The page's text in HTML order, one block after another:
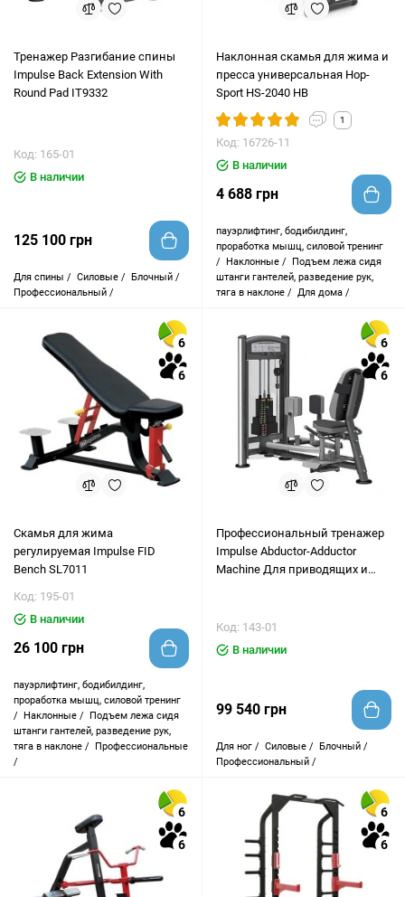
Тренажер Разгибание спины
Impulse Back Extension With
Round Pad IT9332
Код: 165-01
В наличии
125 100 грн
Для спины / Силовые /
Блочный /
Профессиональный /
Наклонная скамья для жима и
пресса универсальная Hop-
Sport HS-2040 HB
1
Код: 16726-11
В наличии
4 688 грн
пауэрлифтинг, бодибилдинг,
проработка мышц, силовой тренинг
/
Наклонные /
Подъем лежа сидя
штанги гантелей, разведение рук,
тяга в наклоне / Для дома /
6
6
Скамья для жима
регулируемая Impulse FID
Bench SL7011
Код: 195-01
В наличии
26 100 грн
пауэрлифтинг, бодибилдинг,
проработка мышц, силовой тренинг
/
Наклонные /
Подъем лежа сидя
штанги гантелей, разведение рук,
тяга в наклоне /
Профессиональные
/
6
6
Профессиональный тренажер
Impulse Abductor-Adductor
Machine Для приводящих и
Код: 143-01
В наличии
99 540 грн
Для ног / Силовые /
Блочный /
Профессиональный /
6
6
6
6